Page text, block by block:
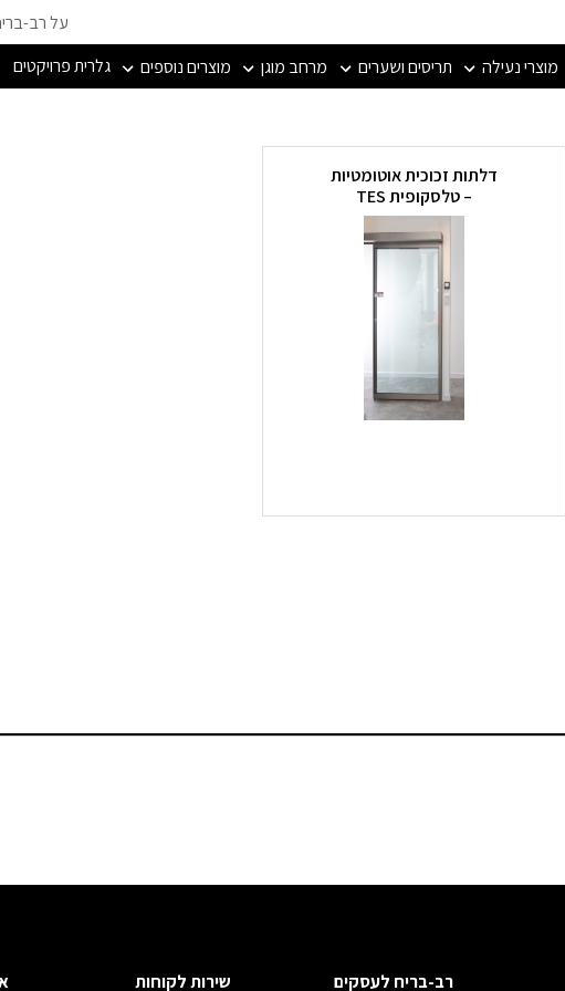
על רב-
מוצרי נעילה תריסים ושערים מרחב מוגן מוצרים נוספים גלרית פרויקטים
דלתות זכוכית אוטומטיות
– טלסקופית TES
רב-בריח לעסקים שירות לקוחות